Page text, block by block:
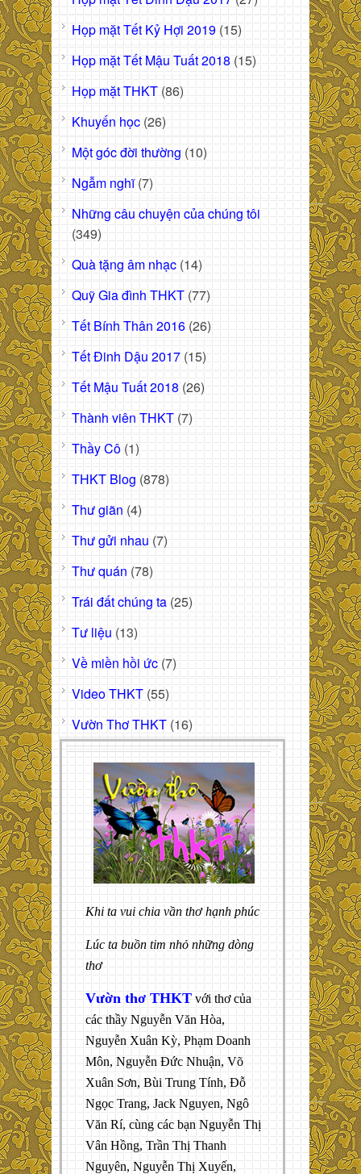
Họp mặt Tết Kỷ Hợi 2019 (15)
Họp mặt Tết Mậu Tuất 2018 (15)
Họp mặt THKT (86)
Khuyến học (26)
Một góc đời thường (10)
Ngẫm nghĩ(7)
Những câu chuyện của chúng tôi
(349)
Quà tặng âm nhạc (14)
Quỹ Gia đình THKT (77)
Tết Bính Thân 2016 (26)
Tết Đinh Dậu 2017 (15)
Tết Mậu Tuất 2018 (26)
Thành viên THKT (7)
Thầy Cô (1)
THKT Blog (878)
Thư giãn (4)
Thư gửi nhau (7)
Thư quán (78)
Trái đất chúng ta (25)
Tư liệu (13)
Về miền hồi ức (7)
Video THKT (55)
Vườn Thơ THKT (16)
Khi ta vui chia vần thơ hạnh phúc
Lúc ta buồn tim nhỏ những dòng
thơ
Vườn thơ THKT với thơ của
các thầy Nguyễn Văn Hòa,
Nguyễn Xuân Kỳ, Phạm Doanh
Môn, Nguyễn Đức Nhuận, Võ
Xuân Sơn, Bùi Trung Tính, Đỗ
Ngọc Trang, Jack Nguyen, Ngô
Văn Rí, cùng các bạn Nguyễn Thị
Vân Hồng, Trần Thị Thanh
Nguyên, Nguyễn Thị Xuyến,